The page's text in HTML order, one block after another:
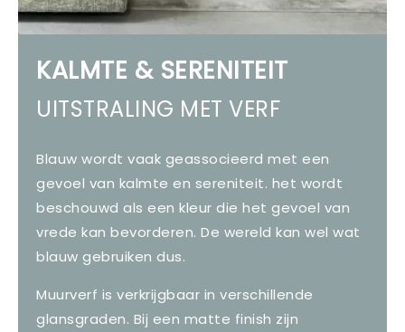
KALMTE & SERENITEIT
UITSTRALING MET VERF
Blauw wordt vaak geassocieerd met een
gevoel van kalmte en sereniteit. het wordt
beschouwd als een kleur die het gevoel van
vrede kan bevorderen. De wereld kan wel wat
blauw gebruiken dus.
Muurverf is verkrijgbaar in verschillende
glansgraden. Bij een matte finish zijn